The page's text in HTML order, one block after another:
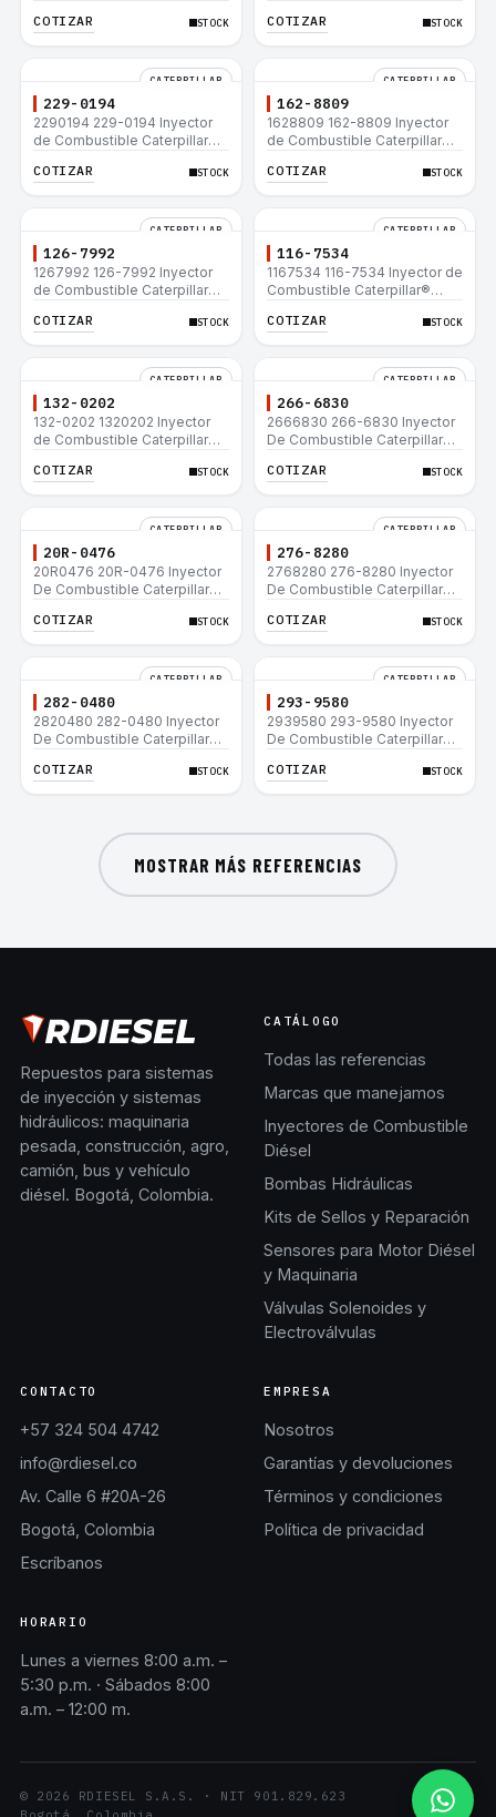
3516C 854G 992G
COTIZAR STOCK
3516C 854G 992G
COTIZAR STOCK
CATERPILLAR
229-0194
2290194 229-0194 Inyector
de Combustible Caterpillar®
3516C 854G 992G
COTIZAR STOCK
CATERPILLAR
162-8809
1628809 162-8809 Inyector
de Combustible Caterpillar®
3516C 854G 992G
COTIZAR STOCK
CATERPILLAR
126-7992
1267992 126-7992 Inyector
de Combustible Caterpillar®
3516C 854G 992G
COTIZAR STOCK
CATERPILLAR
116-7534
1167534 116-7534 Inyector de
Combustible Caterpillar®
3516C 854G 992G
COTIZAR STOCK
CATERPILLAR
132-0202
132-0202 1320202 Inyector
de Combustible Caterpillar®
3516C 854G 992G
COTIZAR STOCK
CATERPILLAR
266-6830
2666830 266-6830 Inyector
De Combustible Caterpillar®
COTIZAR STOCK
CATERPILLAR
20R-0476
20R0476 20R-0476 Inyector
De Combustible Caterpillar®
COTIZAR STOCK
CATERPILLAR
276-8280
2768280 276-8280 Inyector
De Combustible Caterpillar®
COTIZAR STOCK
CATERPILLAR
282-0480
2820480 282-0480 Inyector
De Combustible Caterpillar®
COTIZAR STOCK
CATERPILLAR
293-9580
2939580 293-9580 Inyector
De Combustible Caterpillar®
COTIZAR STOCK
MOSTRAR MÁS REFERENCIAS
Repuestos para sistemas
de inyección y sistemas
hidráulicos: maquinaria
pesada, construcción, agro,
camión, bus y vehículo
diésel. Bogotá, Colombia.
CATÁLOGO
Todas las referencias
Marcas que manejamos
Inyectores de Combustible
Diésel
Bombas Hidráulicas
Kits de Sellos y Reparación
Sensores para Motor Diésel
y Maquinaria
Válvulas Solenoides y
Electroválvulas
CONTACTO
+57 324 504 4742
info@rdiesel.co
Av. Calle 6 #20A-26
Bogotá, Colombia
Escríbanos
EMPRESA
Nosotros
Garantías y devoluciones
Términos y condiciones
Política de privacidad
HORARIO
Lunes a viernes 8:00 a.m. –
5:30 p.m. · Sábados 8:00
a.m. – 12:00 m.
© 2026 RDIESEL S.A.S. · NIT 901.829.623